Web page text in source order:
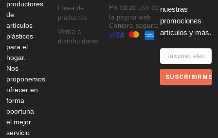
productores
de
artículos
plásticos
para el
hogar.
Nos
proponemos
ofrecer en
forma
oportuna
el mejor
servicio
Línea de
productos
Venta a
distribuidores
Políticas uso de
la página web
Compra segura:
nuestras
promociones
artículos y más.
SUSCRIBIRME